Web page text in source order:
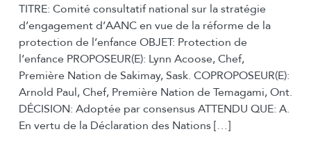
TITRE: Comité consultatif national sur la stratégie
d’engagement d’AANC en vue de la réforme de la
protection de l’enfance OBJET: Protection de
l’enfance PROPOSEUR(E): Lynn Acoose, Chef,
Première Nation de Sakimay, Sask. COPROPOSEUR(E):
Arnold Paul, Chef, Première Nation de Temagami, Ont.
DÉCISION: Adoptée par consensus ATTENDU QUE: A.
En vertu de la Déclaration des Nations […]